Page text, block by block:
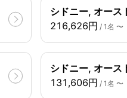
シドニー, オース
216,626円 / 1名 〜
シドニー, オース
131,606円 / 1名 〜